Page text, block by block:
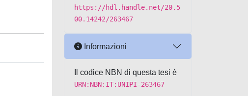
https://hdl.handle.net/20.5
00.14242/263467
Informazioni
Il codice NBN di questa tesi è
URN:NBN:IT:UNIPI-263467